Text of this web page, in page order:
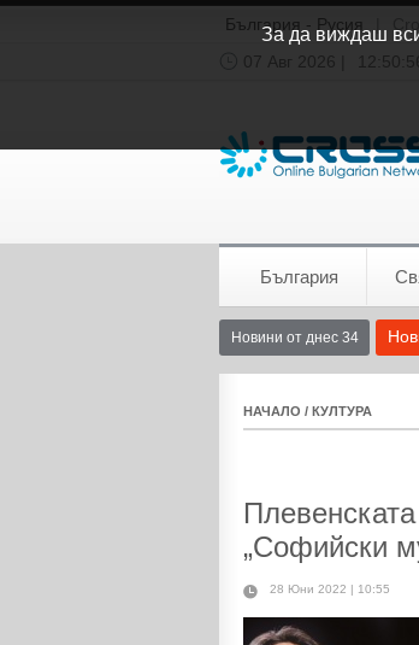
България - Русия
07 Авг 2026 |
България
Новини от днес 34
НАЧАЛО / КУЛТУРА
„Софийски
28 Юни 2022 | 10:55
За да виждаш